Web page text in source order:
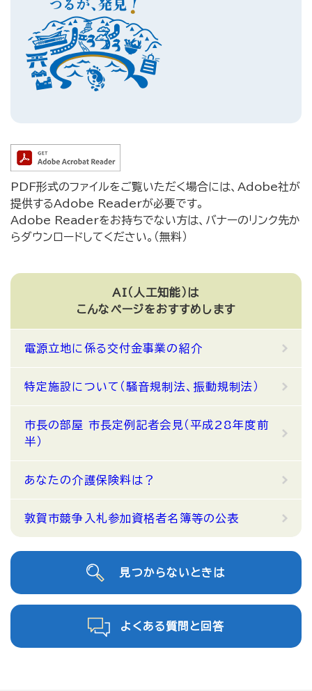
PDF形式のファイルをご覧いただく場合には、Adobe社が
提供するAdobe Readerが必要です。
Adobe Readerをお持ちでない方は、バナーのリンク先か
らダウンロードしてください。（無料）
AI（人工知能）は
こんなページをおすすめします
電源立地に係る交付金事業の紹介
特定施設について（騒音規制法、振動規制法）
市長の部屋 市長定例記者会見（平成28年度前
半）
あなたの介護保険料は？
敦賀市競争入札参加資格者名簿等の公表
見つからないときは
よくある質問と回答